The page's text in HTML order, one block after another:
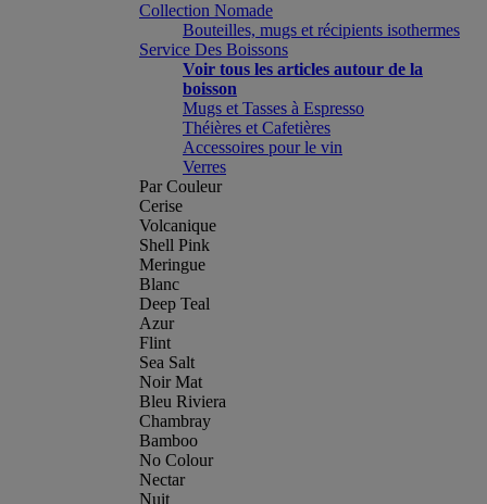
Collection Nomade
Bouteilles, mugs et récipients isothermes
Service Des Boissons
Voir tous les articles autour de la
boisson
Mugs et Tasses à Espresso
Théières et Cafetières
Accessoires pour le vin
Verres
Par Couleur
Cerise
Volcanique
Shell Pink
Meringue
Blanc
Deep Teal
Azur
Flint
Sea Salt
Noir Mat
Bleu Riviera
Chambray
Bamboo
No Colour
Nectar
Nuit